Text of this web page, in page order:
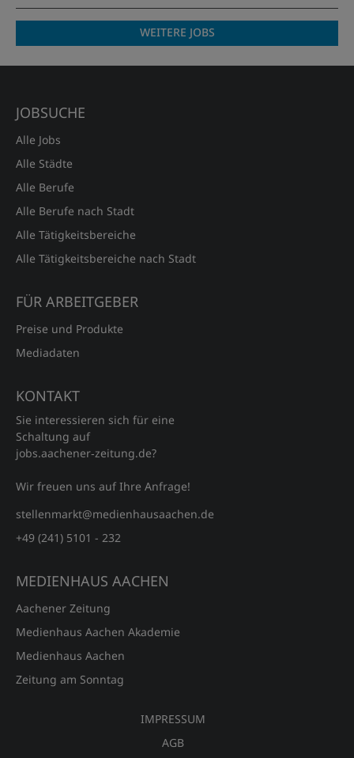
WEITERE JOBS
JOBSUCHE
Alle Jobs
Alle Städte
Alle Berufe
Alle Berufe nach Stadt
Alle Tätigkeitsbereiche
Alle Tätigkeitsbereiche nach Stadt
FÜR ARBEITGEBER
Preise und Produkte
Mediadaten
KONTAKT
Sie interessieren sich für eine
Schaltung auf
jobs.aachener‑zeitung.de?
Wir freuen uns auf Ihre Anfrage!
stellenmarkt@medienhausaachen.de
+49 (241) 5101 - 232
MEDIENHAUS AACHEN
Aachener Zeitung
Medienhaus Aachen Akademie
Medienhaus Aachen
Zeitung am Sonntag
IMPRESSUM
AGB